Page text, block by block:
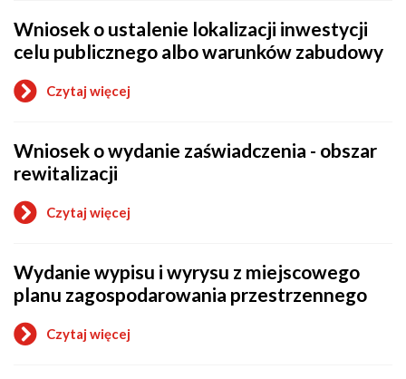
przeniesienie
decyzji
o
warunkach
zabudowy
na
innej
osoby
Wniosek o ustalenie lokalizacji inwestycji
celu publicznego albo warunków zabudowy
Czytaj więcej
o
ustalenie
lokalizacji
inwestycji
celu
publicznego
albo
zabudowy
Wniosek o wydanie zaświadczenia - obszar
rewitalizacji
Czytaj więcej
o
wydanie
zaświadczenia
-
rewitalizacji
Wydanie wypisu i wyrysu z miejscowego
planu zagospodarowania przestrzennego
Czytaj więcej
o